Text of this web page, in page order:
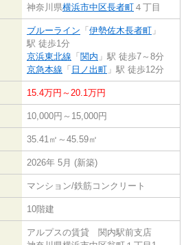
神奈川県横浜市中区長者町 ４丁目
ブルーライン 「 伊勢佐木長者町 」
駅 徒歩1分
京浜東北線 「 関内 」駅 徒歩7～8分
京急本線 「 日ノ出町 」駅 徒歩12分
15.4万円～20.1万円
10,000円～15,000円
35.41㎡～45.59㎡
2026年 5月 (新築)
マンション/鉄筋コンクリート
10階建
アルプスの賃貸 関内駅前支店